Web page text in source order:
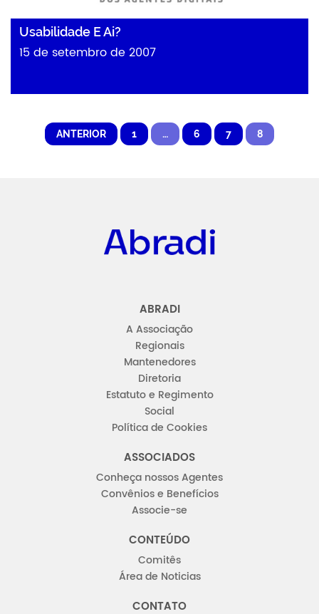
Usabilidade E Ai?
15 de setembro de 2007
ANTERIOR 1 … 6 7 8
ABRADI
A Associação
Regionais
Mantenedores
Diretoria
Estatuto e Regimento
Social
Política de Cookies
ASSOCIADOS
Conheça nossos Agentes
Convênios e Benefícios
Associe-se
CONTEÚDO
Comitês
Área de Noticias
CONTATO